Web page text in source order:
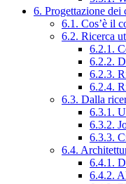
6. Progettazione dei
6.1. Cos’è il
6.2. Ricerca
6.2.1.
6.2.2.
6.2.3.
6.2.4.
6.3. Dalla
6.3.1.
6.3.2.
6.3.3.
6.4.
6.4.1.
6.4.2.